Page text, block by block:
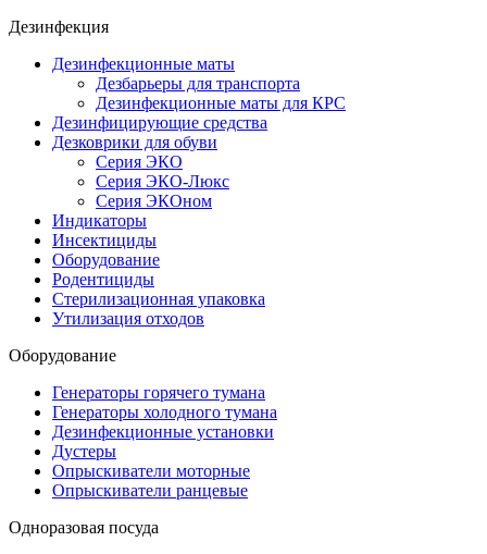
Дезинфекция
Дезинфекционные маты
Дезбарьеры для транспорта
Дезинфекционные маты для КРС
Дезинфицирующие средства
Дезковрики для обуви
Серия ЭКО
Серия ЭКО-Люкс
Серия ЭКОном
Индикаторы
Инсектициды
Оборудование
Родентициды
Стерилизационная упаковка
Утилизация отходов
Оборудование
Генераторы горячего тумана
Генераторы холодного тумана
Дезинфекционные установки
Дустеры
Опрыскиватели моторные
Опрыскиватели ранцевые
Одноразовая посуда